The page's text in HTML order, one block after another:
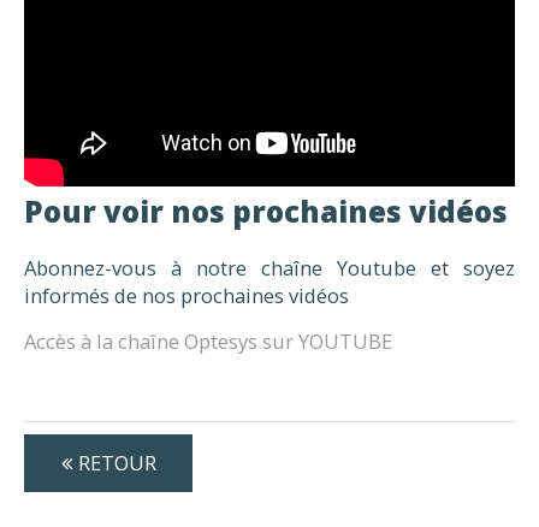
Pour voir nos prochaines vidéos
Abonnez-vous à notre chaîne Youtube et soyez
informés de nos prochaines vidéos
Accès à la chaîne Optesys sur YOUTUBE
RETOUR